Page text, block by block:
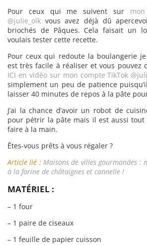
Pour ceux qui me suivent sur
@julie_olk vous avez déjà dû
briochés de Pâques. Cela faisait un
voulais tester cette recette.
Pour ceux qui redoute la boulangerie je
est très facile à réaliser et vous pouvez
ICI en vidéo sur mon compte TikTok
simplement un peu de patience
laisser 40 minutes de repos à la pâte
J’ai la chance d’avoir un robot de
pour pétrir la pâte mais il est aussi
faire à la main.
Êtes-vous prêts à vous régaler ?
Article lié :Maisons de villes gourmandes :
à la farine de châtaignes et cannelle !
MATÉRIEL :
– 1 four
– 1 paire de ciseaux
– 1 feuille de papier cuisson